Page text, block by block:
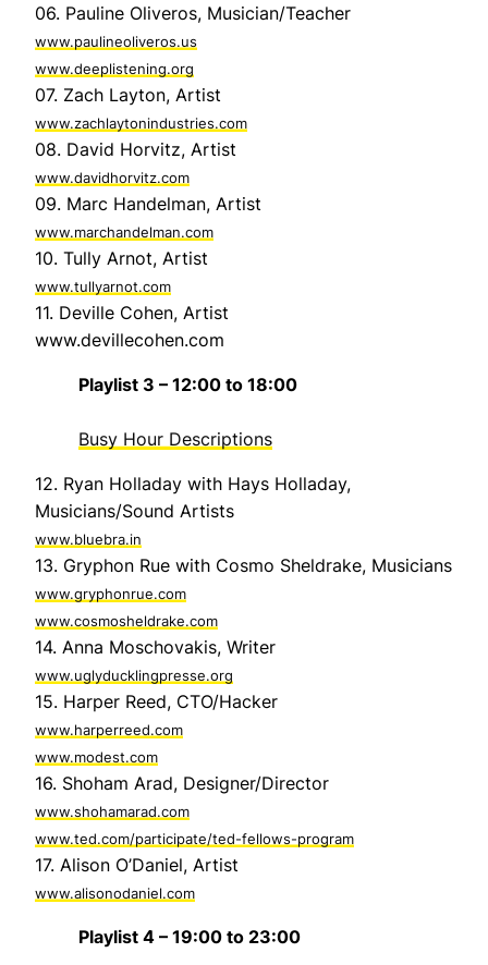
06. Pauline Oliveros, Musician/Teacher
www.paulineoliveros.us
www.deeplistening.org
07. Zach Layton, Artist
www.zachlaytonindustries.com
08. David Horvitz, Artist
www.davidhorvitz.com
09. Marc Handelman, Artist
www.marchandelman.com
10. Tully Arnot, Artist
www.tullyarnot.com
11. Deville Cohen, Artist
www.devillecohen.com
Playlist 3 – 12:00 to 18:00
Busy Hour Descriptions
12. Ryan Holladay with Hays Holladay,
Musicians/Sound Artists
www.bluebra.in
13. Gryphon Rue with Cosmo Sheldrake, Musicians
www.gryphonrue.com
www.cosmosheldrake.com
14. Anna Moschovakis, Writer
www.uglyducklingpresse.org
15. Harper Reed, CTO/Hacker
www.harperreed.com
www.modest.com
16. Shoham Arad, Designer/Director
www.shohamarad.com
www.ted.com/participate/ted-fellows-program
17. Alison O’Daniel, Artist
www.alisonodaniel.com
Playlist 4 – 19:00 to 23:00